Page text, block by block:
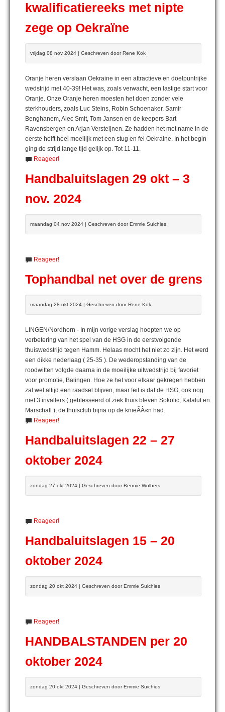
kwalificatiereeks met nipte
zege op Oekraïne
vrijdag 08 nov 2024 | Geschreven door Rene Kok
Oranje heren verslaan Oekraine in een attractieve en doelpuntrijke
wedstrijd met 40-39! Het was, zoals verwacht, een lastige start voor
Oranje. Onze Oranje heren moesten het doen zonder vele
sterkhouders, zoals Luc Steins, Robin Schoenaker, Samir
Benghanem, Alec Smit, Tom Jansen en de keepers Bart
Ravensbergen en Arjan Versteijnen. Ze hadden het met name in de
eerste helft heel moeilijk met een stug en fel Oekraine. In het begin
ging de strijd lange tijd gelijk op. Tot 11-11.
Reageer!
Handbaluitslagen 29 okt – 3
nov. 2024
maandag 04 nov 2024 | Geschreven door Emmie Suichies
Reageer!
Tophandbal net over de grens
maandag 28 okt 2024 | Geschreven door Rene Kok
LINGEN/Nordhorn - In mijn vorige verslag hoopten we op
verbetering van het spel van de HSG in de eerstvolgende
thuiswedstrijd tegen Hamm. Helaas mocht het niet zo zijn. Het werd
een dikke nederlaag ( 25-35 ). De wederopstanding van de
roodwitten volgde daarna in de moeilijke uitwedstrijd bij favoriet
voor promotie, Balingen. Hoe ze het voor elkaar gekregen hebben
zal wel altijd een raadsel blijven, maar feit is dat de HSG, ook nog
met 3 invallers ( geblesseerd of ziek thuis bleven Sokolic, Kalafut en
Marschall ), de thuisclub bijna op de knieÃÂ«n had.
Reageer!
Handbaluitslagen 22 – 27
oktober 2024
zondag 27 okt 2024 | Geschreven door Bennie Wolbers
Reageer!
Handbaluitslagen 15 – 20
oktober 2024
zondag 20 okt 2024 | Geschreven door Emmie Suichies
Reageer!
HANDBALSTANDEN per 20
oktober 2024
zondag 20 okt 2024 | Geschreven door Emmie Suichies